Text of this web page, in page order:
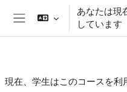
メインコンテンツへスキップ
サイドパネル
あなたは現
しています
現在、学生はこのコースを利